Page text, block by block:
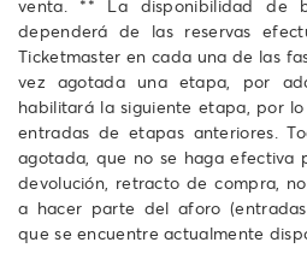
venta. ** La disponibilidad de
dependerá de las reservas
Ticketmaster en cada una de las
vez agotada una etapa, por
habilitará la siguiente etapa, por
entradas de etapas anteriores.
agotada, que no se haga efectiva
devolución, retracto de compra,
a hacer parte del aforo
que se encuentre actualmente